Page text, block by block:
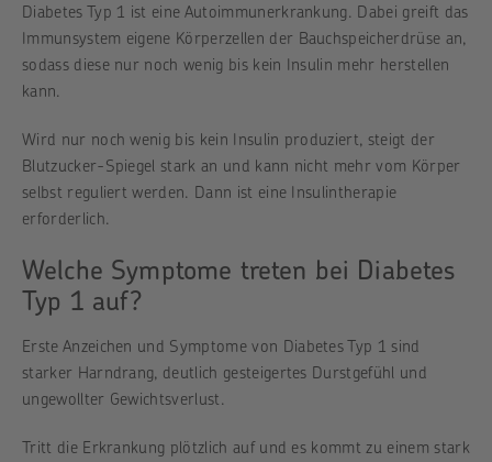
Diabetes Typ 1 ist eine Autoimmunerkrankung. Dabei greift das
Immunsystem eigene Körperzellen der Bauchspeicherdrüse an,
sodass diese nur noch wenig bis kein Insulin mehr herstellen
kann.
Wird nur noch wenig bis kein Insulin produziert, steigt der
Blutzucker-Spiegel stark an und kann nicht mehr vom Körper
selbst reguliert werden. Dann ist eine Insulintherapie
erforderlich.
Welche Symptome treten bei Diabetes
Typ 1 auf?
Erste Anzeichen und Symptome von Diabetes Typ 1 sind
starker Harndrang, deutlich gesteigertes Durstgefühl und
ungewollter Gewichtsverlust.
Tritt die Erkrankung plötzlich auf und es kommt zu einem stark